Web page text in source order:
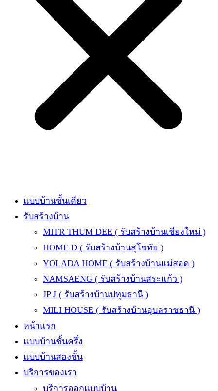
แบบบ้านชั้นเดียว
รับสร้างบ้าน
MITR THUM DEE ( รับสร้างบ้านเชียงใหม่ )
HOME D ( รับสร้างบ้านสุโขทัย )
YOLADA HOME ( รับสร้างบ้านแม่สอด )
NAMSAENG ( รับสร้างบ้านสระแก้ว )
JP J ( รับสร้างบ้านปทุมธานี )
MILI HOUSE ( รับสร้างบ้านอุบลราชธานี )
หน้าแรก
แบบบ้านชั้นครึ่ง
แบบบ้านสองชั้น
บริการของเรา
บริการออกแบบบ้าน